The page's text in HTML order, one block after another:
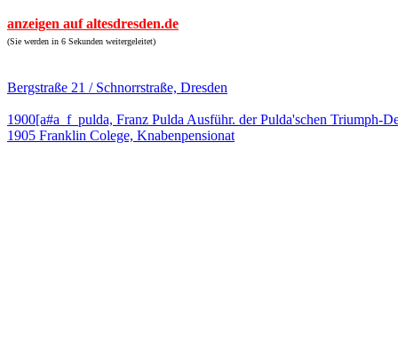
anzeigen auf altesdresden.de
(Sie werden in 6 Sekunden weitergeleitet)
Bergstraße 21 / Schnorrstraße, Dresden
1900[a#a_f_pulda, Franz Pulda Ausführ. der Pulda'schen Triumph-
1905 Franklin Colege, Knabenpensionat